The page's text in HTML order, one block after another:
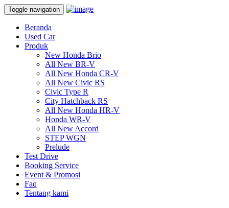
Toggle navigation
Beranda
Used Car
Produk
New Honda Brio
All New BR-V
All New Honda CR-V
All New Civic RS
Civic Type R
City Hatchback RS
All New Honda HR-V
Honda WR-V
All New Accord
STEP WGN
Prelude
Test Drive
Booking Service
Event & Promosi
Faq
Tentang kami